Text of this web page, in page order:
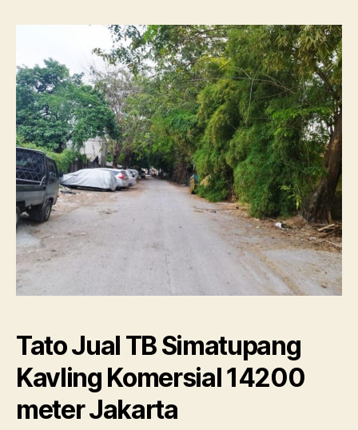
Tato Jual TB Simatupang
Kavling Komersial 14200
meter Jakarta